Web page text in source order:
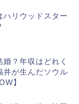
ハリウッドスター
？年収はどれく
井が生んだソウル
】